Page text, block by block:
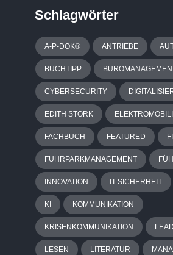
Schlagwörter
A-P-DOK® ANTRIEBE
BUCHTIPP
CYBERSECURITY
EDITH STORK
FACHBUCH FEATURED
FUHRPARKMANAGEMENT
INNOVATION IT-SICHERHEIT
KI KOMMUNIKATION
KRISENKOMMUNIKATION
LESEN LITERATUR